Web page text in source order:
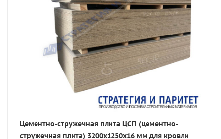
Цементно-стружечная плита ЦСП (цементно-
стружечная плита) 3200х1250х16 мм для кровли